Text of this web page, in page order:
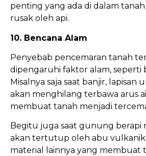
penting yang ada di dalam
rusak oleh api.
10. Bencana Alam
Penyebab pencemaran tanah
dipengaruhi faktor alam, seperti
Misalnya saja saat banjir, lapisan
akan menghilang terbawa arus
membuat tanah menjadi
Begitu juga saat gunung berapi
akan tertutup oleh abu vulkanik,
material lainnya yang membuat